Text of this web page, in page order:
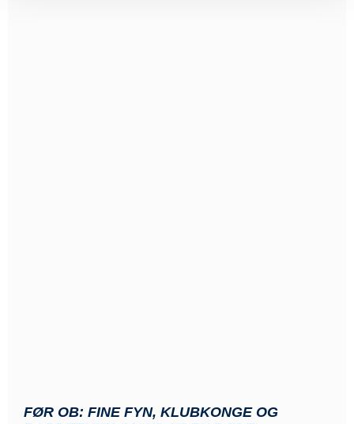
FØR OB: FINE FYN, KLUBKONGE OG